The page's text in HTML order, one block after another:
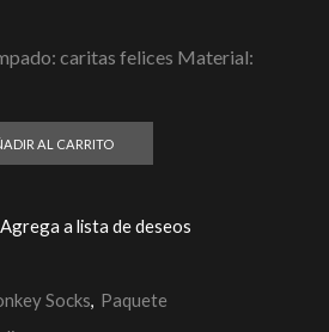
caritas felices Material:
AL CARRITO
Agrega a lista de deseos
Socks, Paquete